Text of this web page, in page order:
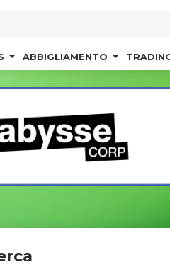
ABBIGLIAMENTO